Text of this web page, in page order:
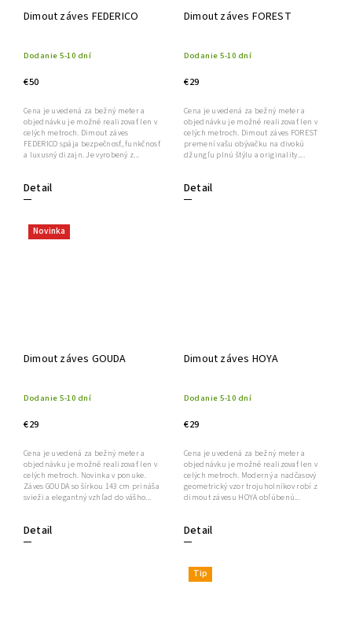
Dimout záves FEDERICO
Dodanie 5-10 dní
€50
Detail
Cena je uvedená za bežný meter a
objednávku je možné realizovať len v
celých metroch. Dimout záves
FEDERICO spája bezpečnosť, funkčnosť
a luxusný dizajn. Je vyrobený z...
Dimout záves FOREST
Dodanie 5-10 dní
€29
Detail
Cena je uvedená za bežný meter a
objednávku je možné realizovať len v
celých metroch. Dimout záves FOREST
premení vašu obývačku na divokú
džungľu plnú štýlu a originality....
Novinka
Dimout záves GOUDA
Dodanie 5-10 dní
€29
Detail
Cena je uvedená za bežný meter a
objednávku je možné realizovať len v
celých metroch. Novinka v ponuke.
Záves GOUDA so šírkou 143 cm prináša
svieži a elegantný vzhľad do vášho...
Dimout záves HOYA
Dodanie 5-10 dní
€29
Detail
Cena je uvedená za bežný meter a
objednávku je možné realizovať len v
celých metroch. Moderný a nadčasový
geometrický vzor trojuholníkov robí z
dimout závesu HOYA obľúbenú...
Tip